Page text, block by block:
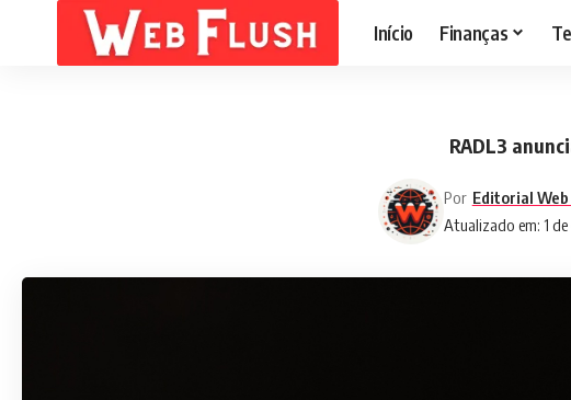
Início Finanças
RADL3
Atualizado em: 1
Por Editorial Web